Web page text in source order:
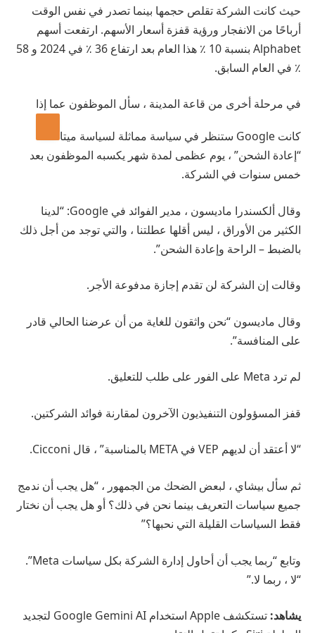
حيث كانت الشركة تقلص حجمها بينما تصدر في نفس الوقت
أرباحًا من الانفجار ورؤية قفزة أسعار الأسهم. ارتفعت أسهم
Alphabet بنسبة 10 ٪ هذا العام بعد ارتفاع 36 ٪ في 2024 و 58
٪ في العام السابق.
في مرحلة أخرى من قاعة المدينة ، سأل الموظفون عما إذا
كانت Google ستنظر في سياسة مماثلة لسياسة
ميتا
“إعادة الشحن” ، يوم عظمى لمدة شهر يكسبه الموظفون بعد
خمس سنوات في الشركة.
وقال ألكسندرا ماديسون ، مدير الفوائد في Google: “لدينا
الكثير من الأوراق ، ليس أقلها عطلتنا ، والتي توجد من أجل ذلك
بالضبط – الراحة وإعادة الشحن”.
وقالت إن الشركة لن تقدم إجازة مدفوعة الأجر.
وقال ماديسون “نحن واثقون للغاية من أن عرضنا الحالي قادر
على المنافسة”.
لم ترد Meta على الفور على طلب للتعليق.
قفز المسؤولون التنفيذيون الآخرون لمقارنة فوائد الشركتين.
“لا أعتقد أن لديهم VEP في META بالمناسبة” ، قال Cicconi.
ثم سأل بيشاي ، لبعض الضحك من الجمهور ، “هل يجب أن ندمج
جميع سياسات التعريف بينما نحن في ذلك؟ أو هل يجب أن نختار
فقط السياسات القليلة التي نحبها؟”
وتابع “ربما يجب أن أحاول إدارة الشركة بكل سياسات Meta”.
“لا ، ربما لا.”
يشاهد:
تستكشف Apple استخدام Google Gemini AI لتجديد